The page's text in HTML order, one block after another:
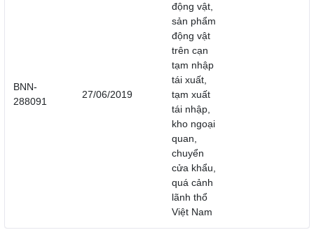
BNN-
288091
27/06/2019
động vật,
sản phẩm
động vật
trên cạn
tạm nhập
tái xuất,
tạm xuất
tái nhập,
kho ngoại
quan,
chuyển
cửa khẩu,
quá cảnh
lãnh thổ
Việt Nam